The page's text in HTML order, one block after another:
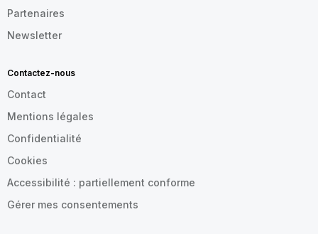
Partenaires
Newsletter
Contactez-nous
Contact
Mentions légales
Confidentialité
Cookies
Accessibilité : partiellement conforme
Gérer mes consentements